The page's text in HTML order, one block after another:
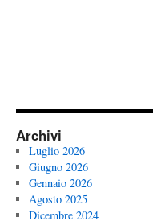
Archivi
Luglio 2026
Giugno 2026
Gennaio 2026
Agosto 2025
Dicembre 2024